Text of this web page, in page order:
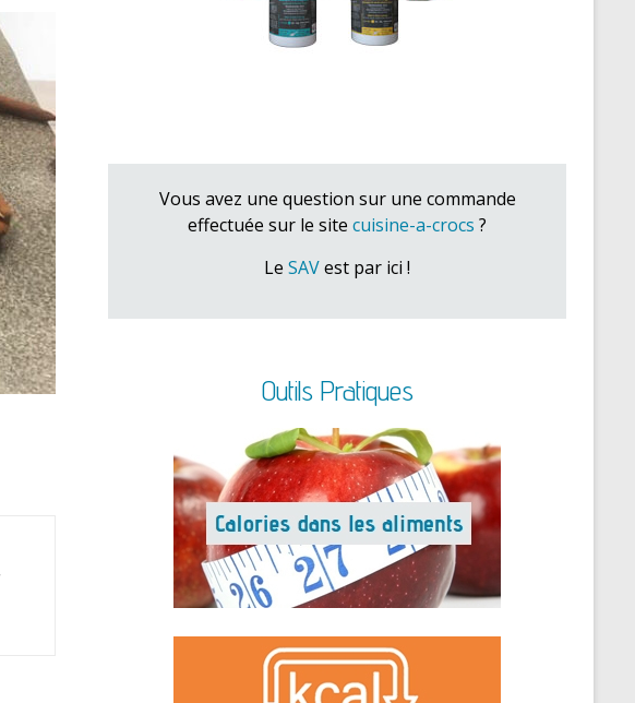
Vous avez une question sur une commande
effectuée sur le site cuisine-a-crocs ?
Le SAVest par ici !
Outils Pratiques